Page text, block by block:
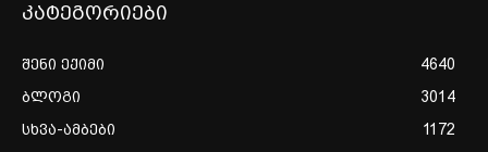
კატეგორიები
შენი ექიმი
4640
ბლოგი
3014
სხვა-ამბები
1172